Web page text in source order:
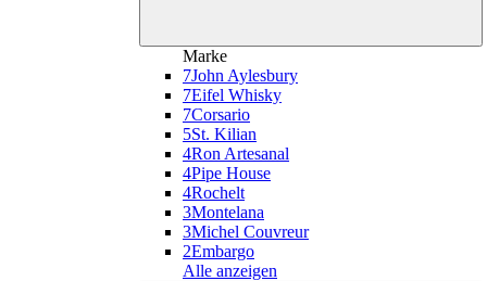
Marke
7John Aylesbury
7Eifel Whisky
7Corsario
5St. Kilian
4Ron Artesanal
4Pipe House
4Rochelt
3Montelana
3Michel Couvreur
2Embargo
Alle anzeigen